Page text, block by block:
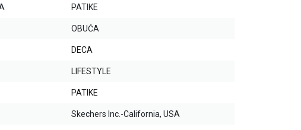
PATIKE
OBUĆA
DECA
LIFESTYLE
PATIKE
Skechers Inc.-California, USA